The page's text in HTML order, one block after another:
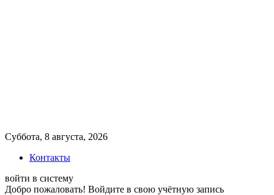
Суббота, 8 августа, 2026
Контакты
войти в систему
Добро пожаловать! Войдите в свою учётную запись